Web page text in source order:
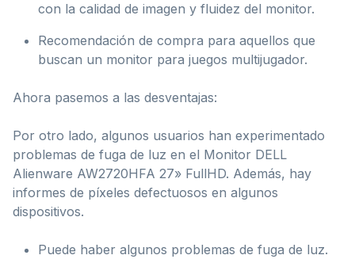
con la calidad de imagen y fluidez del monitor.
Recomendación de compra para aquellos que
buscan un monitor para juegos multijugador.
Ahora pasemos a las desventajas:
Por otro lado, algunos usuarios han experimentado
problemas de fuga de luz en el Monitor DELL
Alienware AW2720HFA 27» FullHD. Además, hay
informes de píxeles defectuosos en algunos
dispositivos.
Puede haber algunos problemas de fuga de luz.